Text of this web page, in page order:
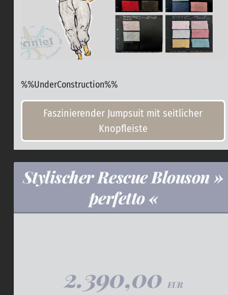
%%UnderConstruction%%
Faszinierender Jumpsuit mit seitlicher
Knopfleiste
Stylischer Rescue Blouson »
perfetto «
2.390,00EUR